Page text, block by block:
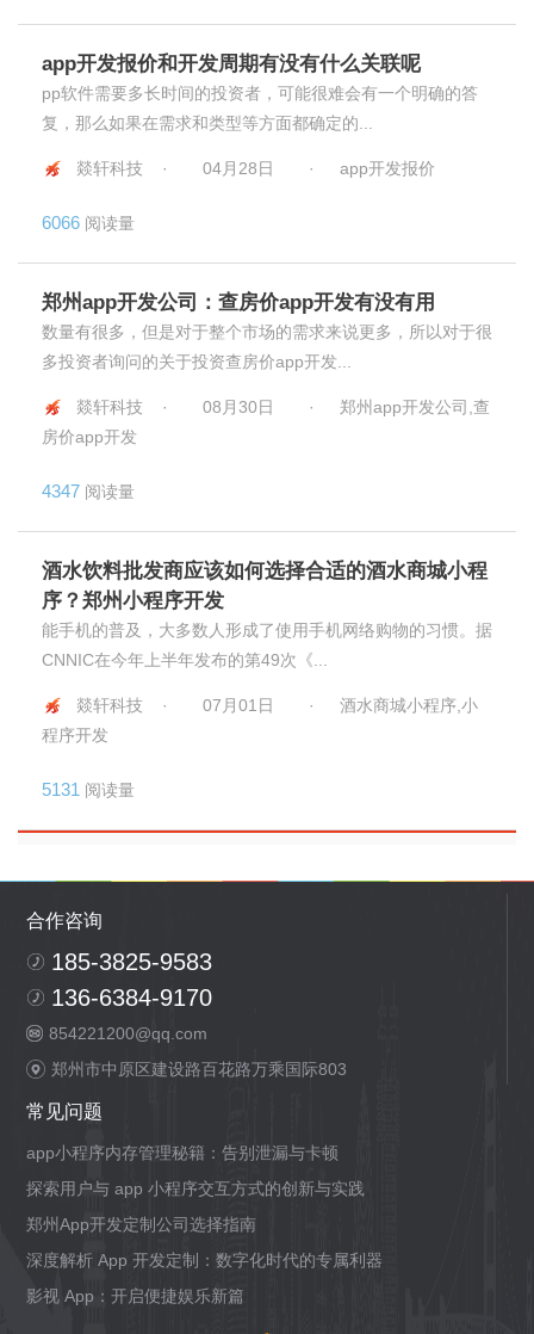
app开发报价和开发周期有没有什么关联呢
pp软件需要多长时间的投资者，可能很难会有一个明确的答
复，那么如果在需求和类型等方面都确定的...
燚轩科技 · 04月28日 · app开发报价
6066 阅读量
郑州app开发公司：查房价app开发有没有用
数量有很多，但是对于整个市场的需求来说更多，所以对于很
多投资者询问的关于投资查房价app开发...
燚轩科技 · 08月30日 ·
郑州app开发公司,查
房价app开发
4347 阅读量
酒水饮料批发商应该如何选择合适的酒水商城小程
序？郑州小程序开发
能手机的普及，大多数人形成了使用手机网络购物的习惯。据
CNNIC在今年上半年发布的第49次《...
燚轩科技 · 07月01日 ·
酒水商城小程序,小
程序开发
5131 阅读量
合作咨询
185-3825-9583
136-6384-9170
854221200@qq.com
郑州市中原区建设路百花路万乘国际803
常见问题
app小程序内存管理秘籍：告别泄漏与卡顿
探索用户与 app 小程序交互方式的创新与实践
郑州App开发定制公司选择指南
深度解析 App 开发定制：数字化时代的专属利器
影视 App：开启便捷娱乐新篇